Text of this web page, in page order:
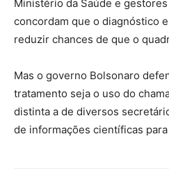
Ministério da Saúde e
concordam que o diagnóstico
reduzir chances de que o
Mas o governo Bolsonaro
tratamento seja o uso do
distinta a de diversos
de informações científicas